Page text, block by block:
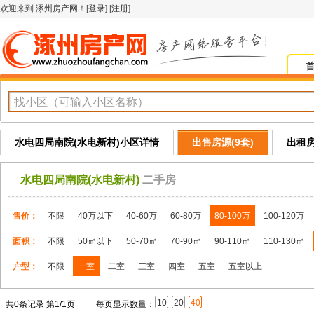
欢迎来到 涿州房产网 ！[登录] [注册]
水电四局南院(水电新村)小区详情 出售房源(9套) 出租
水电四局南院(水电新村) 二手房
售价： 不限 40万以下 40-60万 60-80万 80-100万 100-120万
面积： 不限 50㎡以下 50-70㎡ 70-90㎡ 90-110㎡ 110-130㎡
户型： 不限 一室 二室 三室 四室 五室 五室以上
共0条记录 第1/1页 每页显示数量： 10 20 40